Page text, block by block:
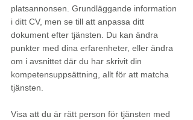
platsannonsen. Grundläggande information
i ditt CV, men se till att anpassa ditt
dokument efter tjänsten. Du kan ändra
punkter med dina erfarenheter, eller ändra
om i avsnittet där du har skrivit din
kompetensuppsättning, allt för att matcha
tjänsten.
Visa att du är rätt person för tjänsten med